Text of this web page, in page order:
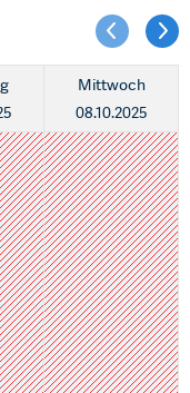
Mittwoch
08.10.2025